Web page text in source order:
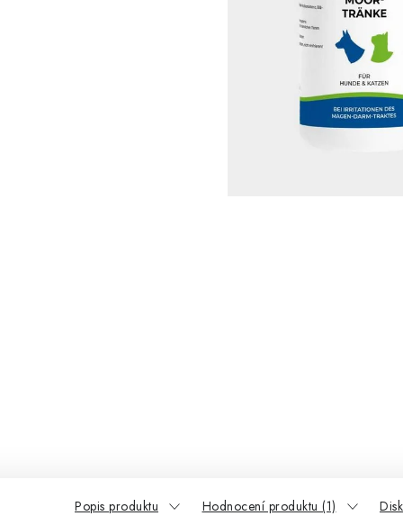
Popis produktu Hodnocení produktu (1)